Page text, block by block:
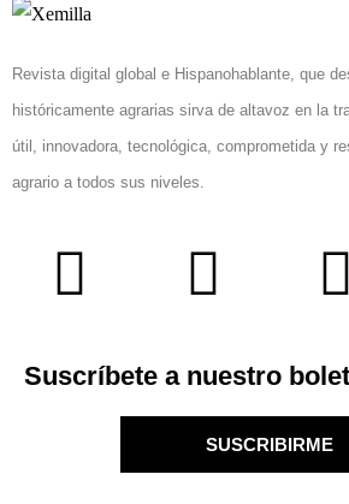
Revista digital global e Hispanohablante, que
históricamente agrarias sirva de altavoz en la
útil, innovadora, tecnológica, comprometida y
agrario a todos sus niveles.
Suscríbete a nuestro
SUSCRIBIRME